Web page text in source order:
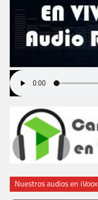
Nuestros audios en iVoox